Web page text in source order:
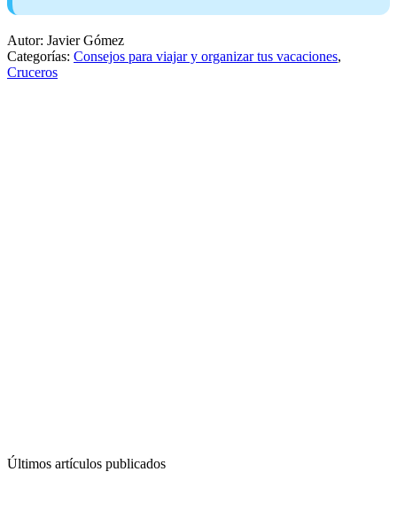
Autor: Javier Gómez
Categorías: Consejos para viajar y organizar tus vacaciones,
Cruceros
Últimos artículos publicados